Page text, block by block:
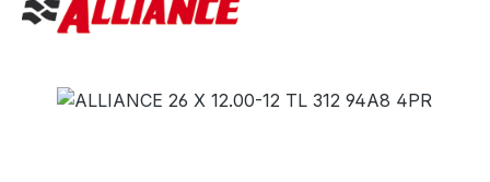
Bildergalerie überspringen